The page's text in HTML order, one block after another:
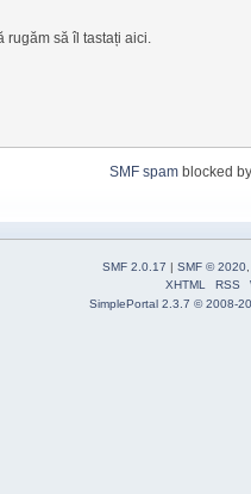
rugăm să îl tastați aici.
SMF spam blocked
SMF 2.0.17 | SMF © 2020
XHTML
RSS
SimplePortal 2.3.7 © 2008-